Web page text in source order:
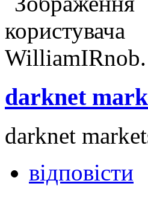
darknet
darknet
відповісти